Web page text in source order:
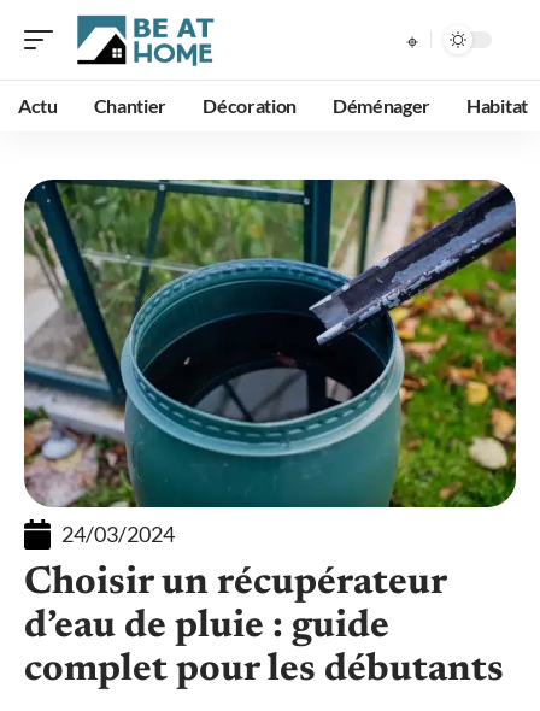
Actu Chantier Décoration Déménager Habitat
24/03/2024
Choisir un récupérateur
d’eau de pluie : guide
complet pour les débutants